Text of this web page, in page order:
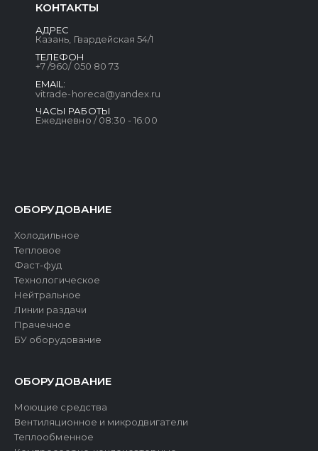
КОНТАКТЫ
АДРЕС
Казань, Гвардейская 54/1
ТЕЛЕФОН
+7 /960/ 050 80 73
EMAIL:
vitrade-horeca@yandex.ru
ЧАСЫ РАБОТЫ
Ежедневно / 08:30 - 16:00
ОБОРУДОВАНИЕ
Холодильное
Тепловое
Фаст-фуд
Технологическое
Нейтральное
Линии раздачи
Прачечное
БУ оборудование
ОБОРУДОВАНИЕ
Моющие средства
Вентиляционное и микродвигатели
Теплообменное